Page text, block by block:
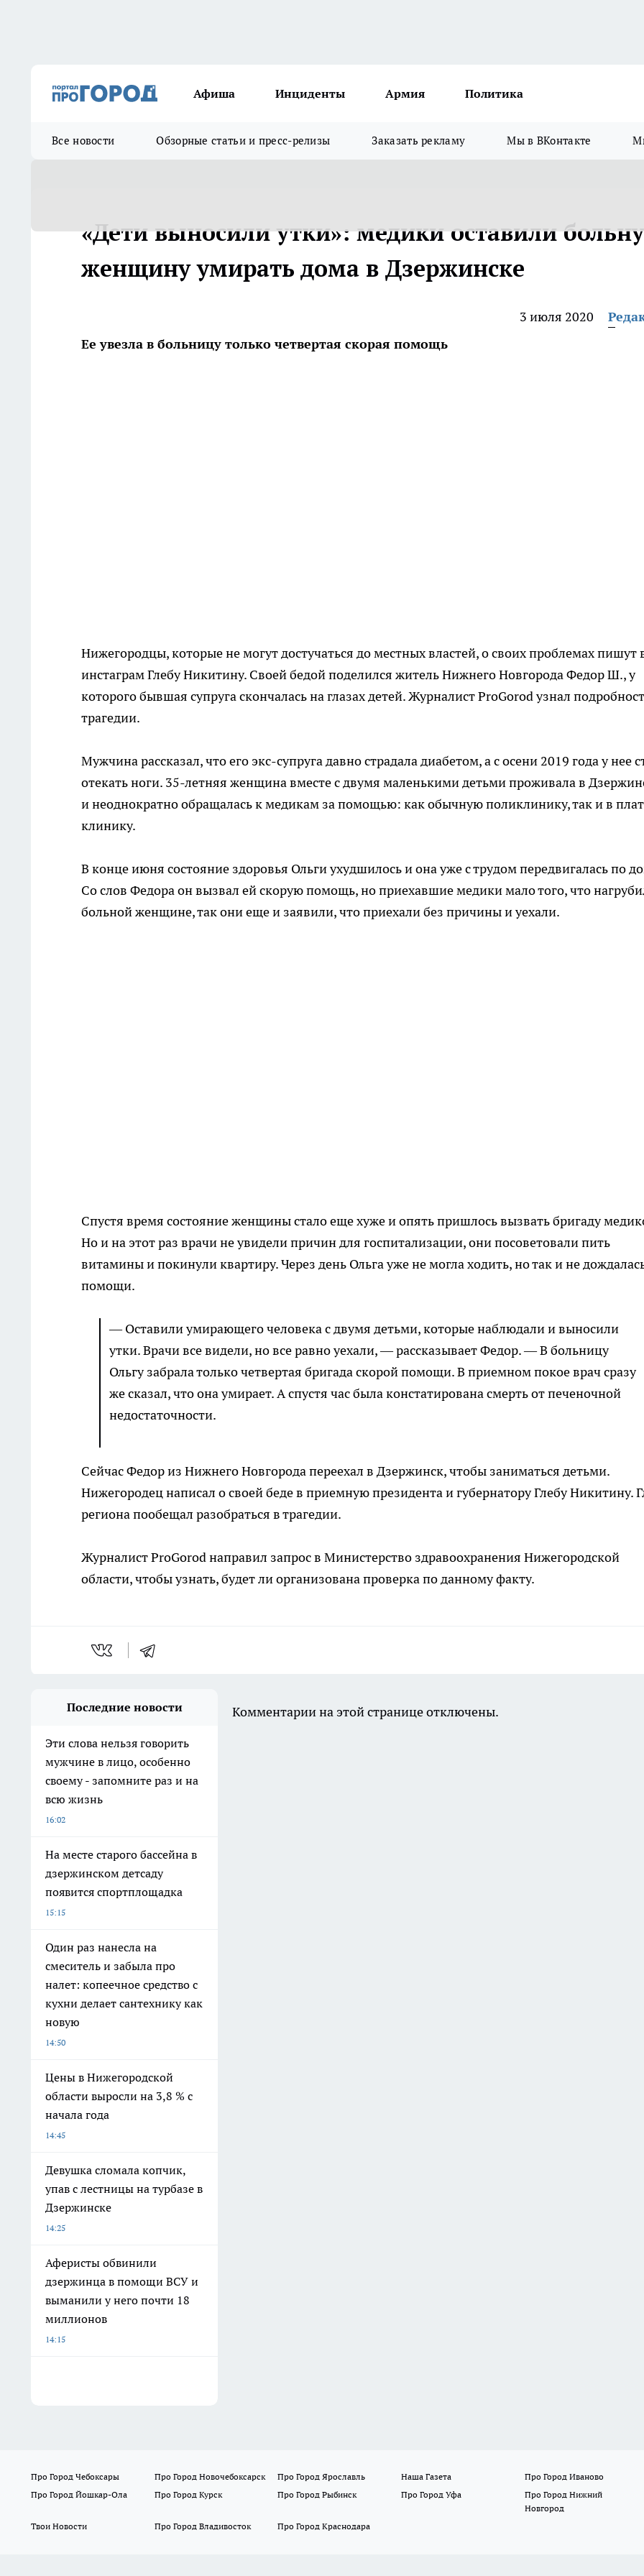
Афиша Инциденты Армия Политика
Все новости Обзорные статьи и пресс-релизы Заказать рекламу Мы в ВКонтакте
«Дети выносили утки»: медики оставили
женщину умирать дома в Дзержинске
3 июля 2020
Ее увезла в больницу только четвертая скорая помощь
Нижегородцы, которые не могут достучаться до местных властей, о своих проблемах пишут
инстаграм Глебу Никитину. Своей бедой поделился житель Нижнего Новгорода Федор Ш., у
которого бывшая супруга скончалась на глазах детей. Журналист ProGorod узнал
трагедии.
Мужчина рассказал, что его экс-супруга давно страдала диабетом, а с осени 2019 года у нее
отекать ноги. 35-летняя женщина вместе с двумя маленькими детьми проживала в
и неоднократно обращалась к медикам за помощью: как обычную поликлинику, так и в
клинику.
В конце июня состояние здоровья Ольги ухудшилось и она уже с трудом передвигалась по
Со слов Федора он вызвал ей скорую помощь, но приехавшие медики мало того, что
больной женщине, так они еще и заявили, что приехали без причины и уехали.
Спустя время состояние женщины стало еще хуже и опять пришлось вызвать бригаду
Но и на этот раз врачи не увидели причин для госпитализации, они посоветовали пить
витамины и покинули квартиру. Через день Ольга уже не могла ходить, но так и не
помощи.
— Оставили умирающего человека с двумя детьми, которые наблюдали и выносили
утки. Врачи все видели, но все равно уехали, — рассказывает Федор. — В больницу
Ольгу забрала только четвертая бригада скорой помощи. В приемном покое врач сразу
же сказал, что она умирает. А спустя час была констатирована смерть от печеночной
недостаточности.
Сейчас Федор из Нижнего Новгорода переехал в Дзержинск, чтобы заниматься детьми.
Нижегородец написал о своей беде в приемную президента и губернатору Глебу Никитину.
региона пообещал разобраться в трагедии.
Журналист ProGorod направил запрос в Министерство здравоохранения Нижегородской
области, чтобы узнать, будет ли организована проверка по данному факту.
Последние новости
Эти слова нельзя говорить
мужчине в лицо, особенно
своему - запомните раз и на
всю жизнь
16:02
На месте старого бассейна в
дзержинском детсаду
появится спортплощадка
15:15
Один раз нанесла на
смеситель и забыла про
налет: копеечное средство с
кухни делает сантехнику как
новую
14:50
Цены в Нижегородской
области выросли на 3,8 % с
начала года
14:45
Девушка сломала копчик,
упав с лестницы на турбазе в
Дзержинске
14:25
Аферисты обвинили
дзержинца в помощи ВСУ и
выманили у него почти 18
миллионов
14:15
Комментарии на этой странице отключены.
Про Город Чебоксары Про Город Новочебоксарск Про Город Ярославль Наша Газета
Про Город Иваново
Про Город Йошкар-Ола
Про Город Курск Про Город Рыбинск Про Город Уфа
Про Город Нижний
Новгород
Твои Новости
Про Город Владивосток Про Город Краснодара